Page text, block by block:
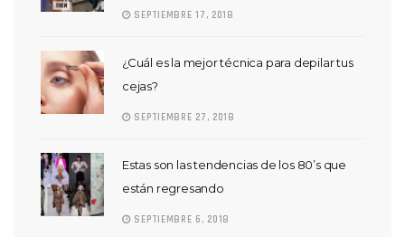
SEPTIEMBRE 17, 2018
¿Cuál es la mejor técnica para depilar tus
cejas?
SEPTIEMBRE 27, 2018
Estas son las tendencias de los 80’s que
están regresando
SEPTIEMBRE 6, 2018